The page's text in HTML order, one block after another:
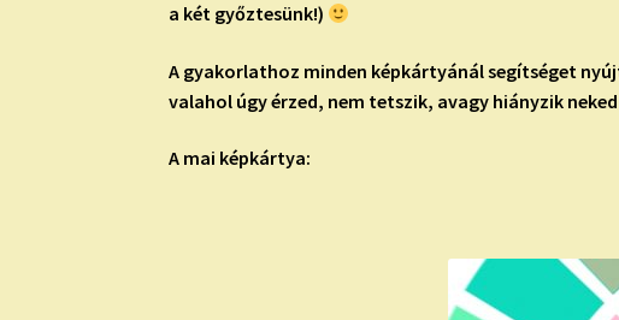
a két győztesünk!)
A gyakorlathoz minden képkártyánál segítséget
valahol úgy érzed, nem tetszik, avagy hiányzik
A mai képkártya: